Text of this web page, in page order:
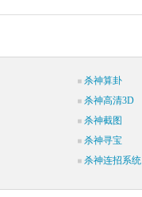
杀神算卦
杀神高清3D
杀神截图
杀神寻宝
杀神连招系统